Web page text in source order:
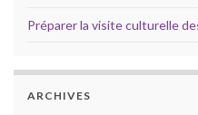
Préparer la visite culturelle
ARCHIVES